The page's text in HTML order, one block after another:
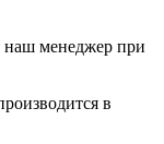
наш менеджер при
в